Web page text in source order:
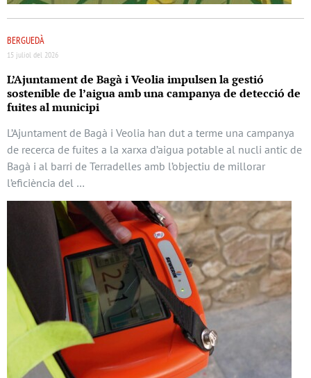
BERGUEDÀ
15 juliol del 2026
L’Ajuntament de Bagà i Veolia impulsen la gestió
sostenible de l’aigua amb una campanya de detecció de
fuites al municipi
L’Ajuntament de Bagà i Veolia han dut a terme una campanya
de recerca de fuites a la xarxa d’aigua potable al nucli antic de
Bagà i al barri de Terradelles amb l’objectiu de millorar
l’eficiència del …